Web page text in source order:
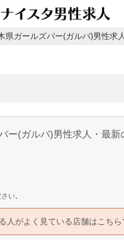
県ガールズバー(ガルバ)男性求人
ー(ガルバ)男性求人・最新
い。
人がよく見ている店舗はこちら